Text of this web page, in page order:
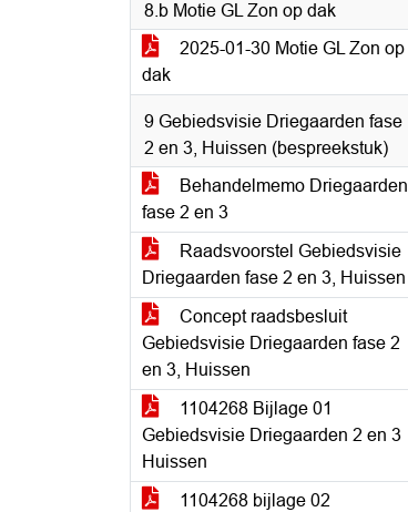
8.b Motie GL Zon op dak
2025-01-30 Motie GL Zon op
dak
9 Gebiedsvisie Driegaarden fase
2 en 3, Huissen (bespreekstuk)
Behandelmemo Driegaarden
fase 2 en 3
Raadsvoorstel Gebiedsvisie
Driegaarden fase 2 en 3, Huissen
Concept raadsbesluit
Gebiedsvisie Driegaarden fase 2
en 3, Huissen
1104268 Bijlage 01
Gebiedsvisie Driegaarden 2 en 3
Huissen
1104268 bijlage 02